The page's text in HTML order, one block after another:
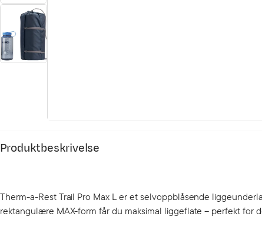
Produktbeskrivelse
Therm-a-Rest Trail Pro Max L er et selvoppblåsende
rektangulære MAX-form får du maksimal liggeflate – perfekt for